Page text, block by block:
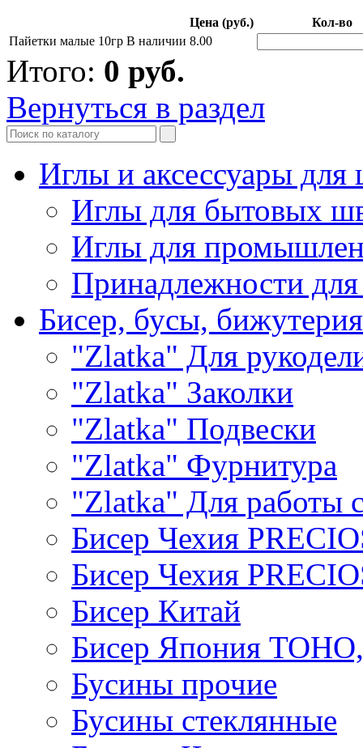
Цена (руб.)
Кол-во
Пайетки малые 10гр В наличии 8.00
Итого: 0 руб.
Вернуться в раздел
Иглы и аксессуары
Иглы для бытовых
Иглы для
Принадлежности
Бисер, бусы, бижутерия
"Zlatka" Для
"Zlatka" Заколки
"Zlatka" Подвески
"Zlatka" Фурнитура
"Zlatka" Для работы
Бисер Чехия
Бисер Чехия
Бисер Китай
Бисер Япония
Бусины прочие
Бусины стеклянные